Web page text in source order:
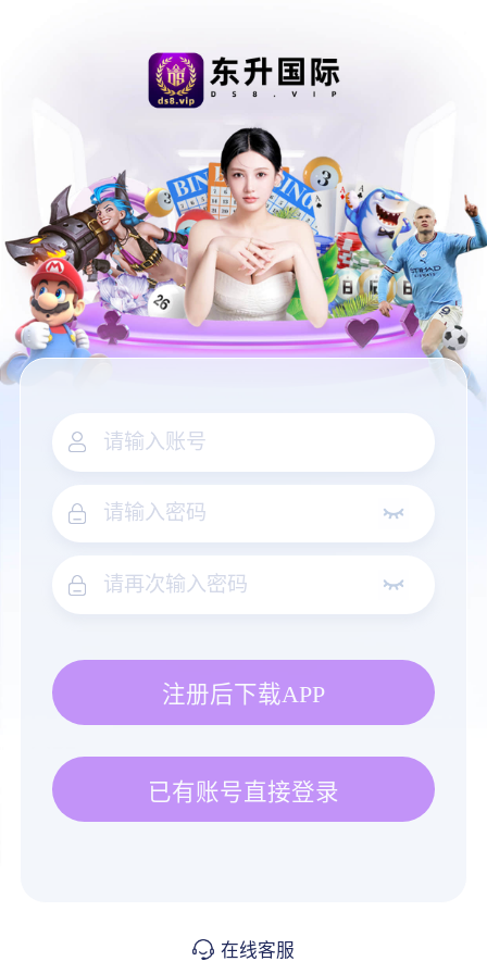
注册后下载APP
已有账号直接登录
在线客服